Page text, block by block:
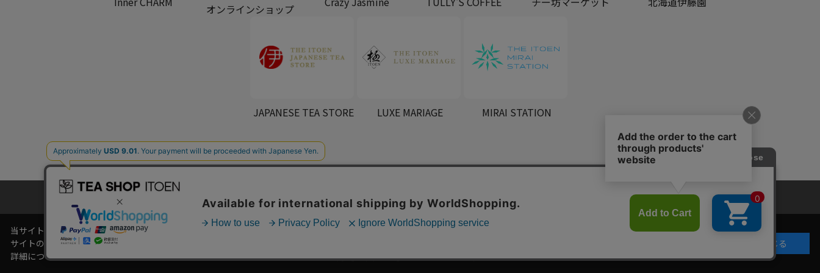
オンラインショップ
JAPANESE TEA STORE LUXE MARIAGE MIRAI STATION
プライバシーポリシー カスタマーハラスメントに対する基本方針 会社概要 よくある質問（共通）
Copyright (C) All Rights Reserved. ITOEN, LTD.
当サイトでは利用体験の向上およびコンテンツの最適な提供、トラフィックの分析を目的としてCookieを使用しています。
サイトの閲覧を継続された場合、Cookieの利用に同意したものといたします。
詳細についてはプライバシーポリシーをご確認ください。
閉じる